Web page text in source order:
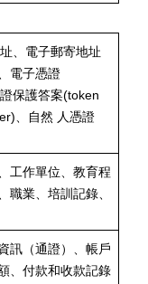
、電子郵寄地址
電子憑證
證保護答案(token
、自然 人憑證
工作單位、教育程
職業、培訓記錄、
訊（通證）、帳戶
、付款和收款記錄